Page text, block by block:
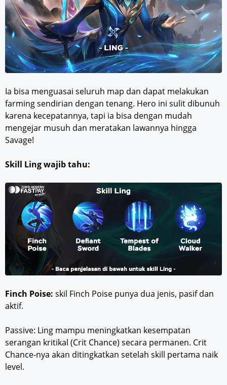
Ia bisa menguasai seluruh map dan dapat melakukan
farming sendirian dengan tenang. Hero ini sulit dibunuh
karena kecepatannya, tapi ia bisa dengan mudah
mengejar musuh dan meratakan lawannya hingga
Savage!
Skill Ling wajib tahu:
Finch Poise: skil Finch Poise punya dua jenis, pasif dan
aktif.
Passive: Ling mampu meningkatkan kesempatan
serangan kritikal (Crit Chance) secara permanen. Crit
Chance-nya akan ditingkatkan setelah skill pertama naik
level.